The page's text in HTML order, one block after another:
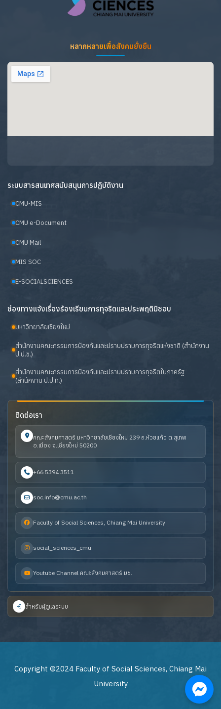
หลากหลายเพื่อสังคมยั่งยืน
ระบบสารสนเทศสนับสนุนการปฏิบัติงาน
CMU-MIS
CMU e-Document
CMU Mail
MIS SOC
E-SOCIALSCIENCES
ช่องทางแจ้งเรื่องร้องเรียนการทุจริตและประพฤติมิชอบ
มหาวิทยาลัยเชียงใหม่
สำนักงานคณะกรรมการป้องกันและปราบปรามการทุจริตแห่งชาติ (สำนักงาน
ป.ป.ช.)
สำนักงานคณะกรรมการป้องกันและปราบปรามการทุจริตในภาครัฐ
(สำนักงาน ป.ป.ท.)
ติดต่อเรา
คณะสังคมศาสตร์ มหาวิทยาลัยเชียงใหม่ 239 ถ.ห้วยแก้ว ต.สุเทพ
อ.เมือง จ.เชียงใหม่ 50200
+66 5394 3511
soc.info@cmu.ac.th
Faculty of Social Sciences, Chiang Mai University
social_sciences_cmu
Youtube Channel คณะสังคมศาสตร์ มช.
สำหรับผู้ดูแลระบบ
Copyright ©2024 Faculty of Social Sciences, Chiang Mai
University